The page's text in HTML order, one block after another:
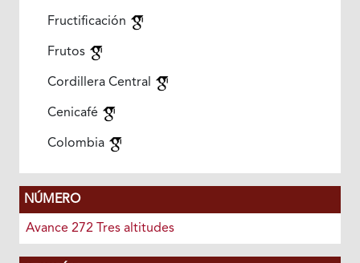
Fructificación
Frutos
Cordillera Central
Cenicafé
Colombia
NÚMERO
Avance 272 Tres altitudes